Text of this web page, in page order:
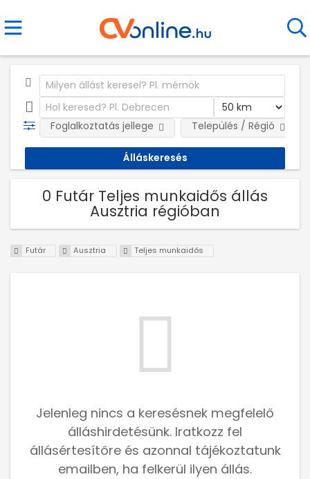
Foglalkoztatás jellege Település / Régió
0 Futár Teljes munkaidős állás
Ausztria régióban
Futár Ausztria Teljes munkaidős
Jelenleg nincs a keresésnek megfelelő
álláshirdetésünk. Iratkozz fel
állásértesítőre és azonnal tájékoztatunk
emailben, ha felkerül ilyen állás.